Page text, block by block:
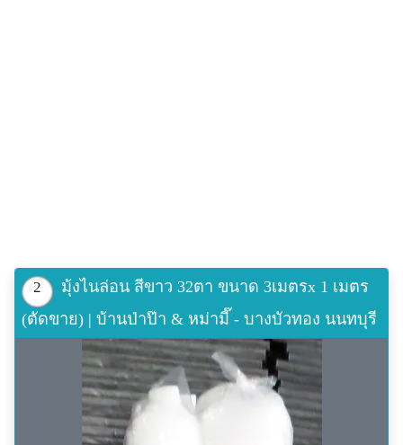
2
มุ้งไนล่อน สีขาว 32ตา ขนาด 3เมตรx 1 เมตร
(ตัดขาย) | บ้านป่าป๊า & หม่ามี๊ - บางบัวทอง นนทบุรี